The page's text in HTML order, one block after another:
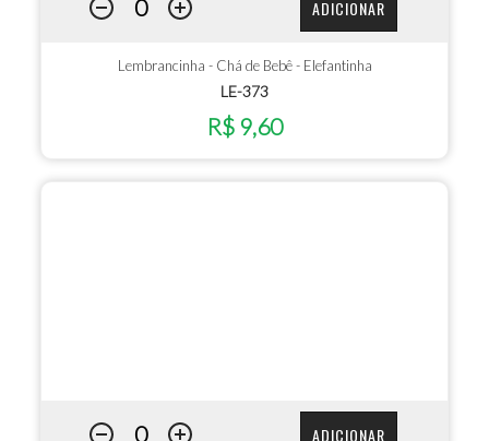
ADICIONAR
Lembrancinha - Chá de Bebê - Elefantinha
LE-373
R$ 9,60
ADICIONAR